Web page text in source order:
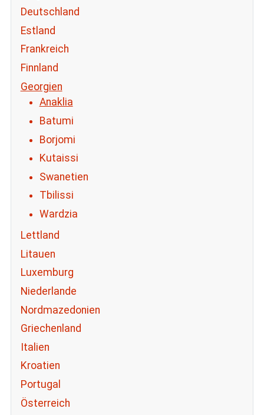
Deutschland
Estland
Frankreich
Finnland
Georgien
Anaklia
Batumi
Borjomi
Kutaissi
Swanetien
Tbilissi
Wardzia
Lettland
Litauen
Luxemburg
Niederlande
Nordmazedonien
Griechenland
Italien
Kroatien
Portugal
Österreich